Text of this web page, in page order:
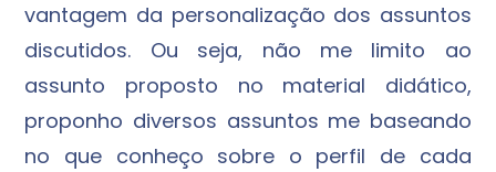
vantagem da personalização dos assuntos
discutidos. Ou seja, não me limito ao
assunto proposto no material didático,
proponho diversos assuntos me baseando
no que conheço sobre o perfil de cada